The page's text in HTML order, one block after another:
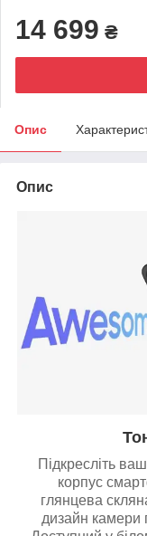
14 699 ₴
Опис
Опис
Підкресліть
корпус
глянцева
дизайн камери